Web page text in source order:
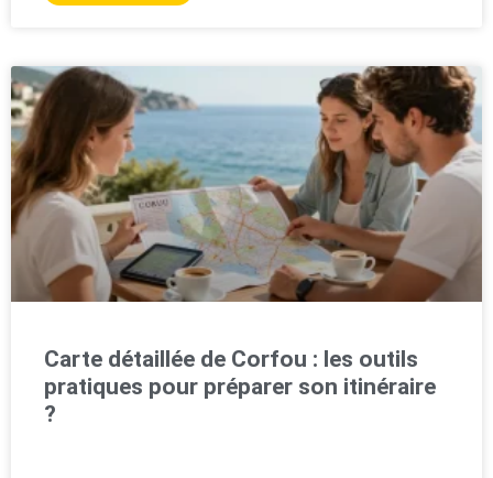
Carte détaillée de Corfou : les outils
pratiques pour préparer son itinéraire
?